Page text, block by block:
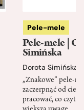
Pele-mele
Pele-mele |
Simińska
Dorota Simińska
„Znakowe” pele-
zaczerpnąć od
pracować, co